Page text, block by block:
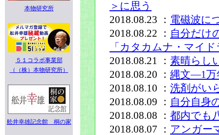
本物研究所
５１コラボ事業部
（（株）本物研究所）
舩井幸雄記念館 桐の家
＞に思う
2018.08.23 ： 電磁波に
2018.08.22 ： 自分だけ
「カタカムナ・マイ
2018.08.21 ： 素晴らし
2018.08.20 ： 縄文―1万
2018.08.10 ： 洗剤がい
2018.08.09 ： 自分自身
2018.08.08 ： 都内でも
2018.08.07 ： アンガー